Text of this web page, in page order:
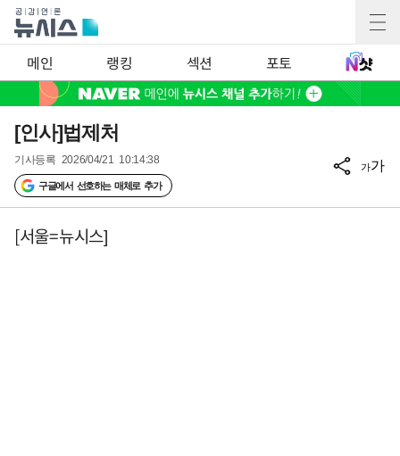
메인 랭킹 섹션 포토
[인사]법제처
기사등록 2026/04/21 10:14:38
구글에서 선호하는 매체로 추가
가가
[서울=뉴시스]